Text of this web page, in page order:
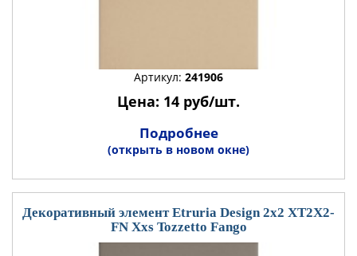
Артикул: 241906
Цена: 14 руб/шт.
Подробнее
(открыть в новом окне)
Декоративный элемент Etruria Design 2x2 XT2X2-
FN Xxs Tozzetto Fango